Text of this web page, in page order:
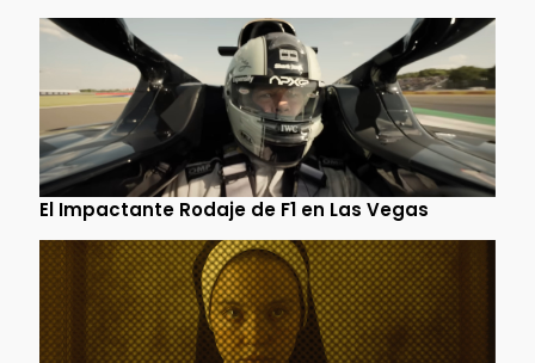
El Impactante Rodaje de F1 en Las Vegas